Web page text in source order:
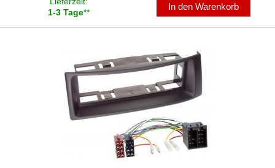
für Harley Davidson
für Honda
für Hyundai
1-3 Tage**
In den Warenkorb